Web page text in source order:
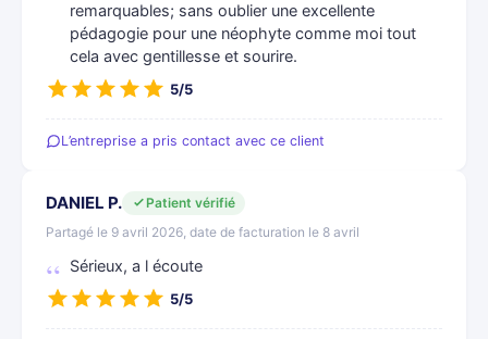
remarquables; sans oublier une excellente
pédagogie pour une néophyte comme moi tout
cela avec gentillesse et sourire.
5/5
L’entreprise a pris contact avec ce client
DANIEL P.
Patient vérifié
Partagé le 9 avril 2026, date de facturation le 8 avril
Sérieux, a l écoute
5/5